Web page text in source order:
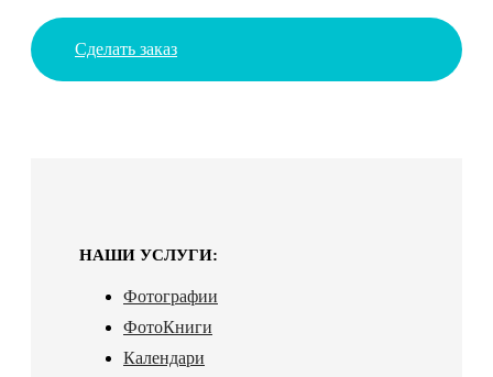
Сделать заказ
НАШИ УСЛУГИ:
Фотографии
ФотоКниги
Календари